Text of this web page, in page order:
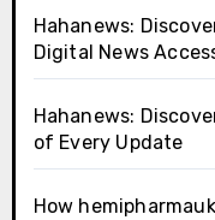
Hahanews:
Digital News
Hahanews:
of Every Update
How